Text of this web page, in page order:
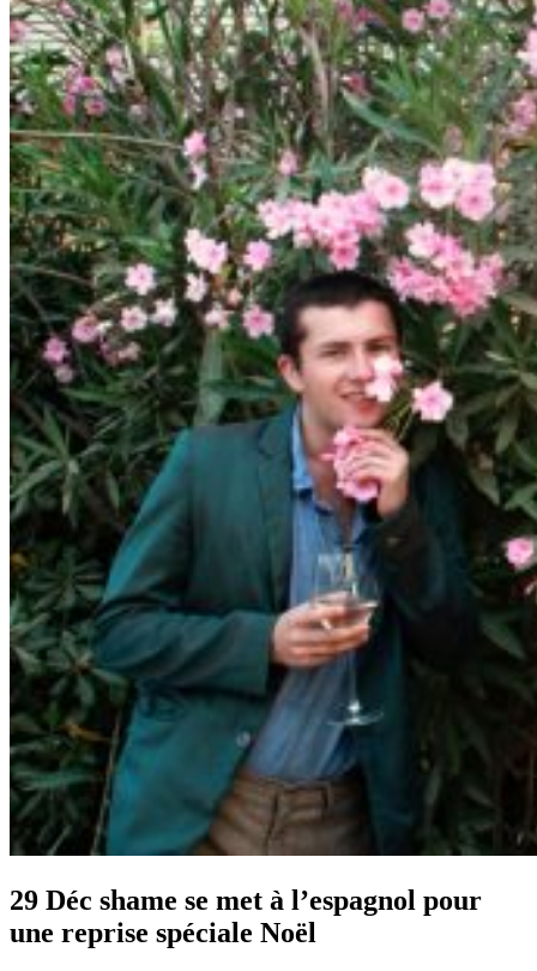
29 Déc shame se met à l’espagnol pour
une reprise spéciale Noël